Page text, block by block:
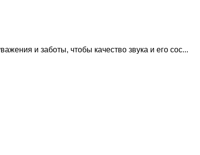
и заботы, чтобы качество звука и его сос...